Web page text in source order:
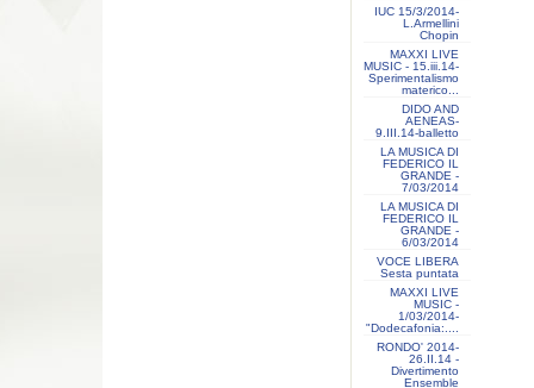
IUC 15/3/2014-
L.Armellini
Chopin
MAXXI LIVE
MUSIC - 15.iii.14-
Sperimentalismo
materico...
DIDO AND
AENEAS-
9.III.14-balletto
LA MUSICA DI
FEDERICO IL
GRANDE -
7/03/2014
LA MUSICA DI
FEDERICO IL
GRANDE -
6/03/2014
VOCE LIBERA
Sesta puntata
MAXXI LIVE
MUSIC -
1/03/2014-
"Dodecafonia:....
RONDO' 2014-
26.II.14 -
Divertimento
Ensemble